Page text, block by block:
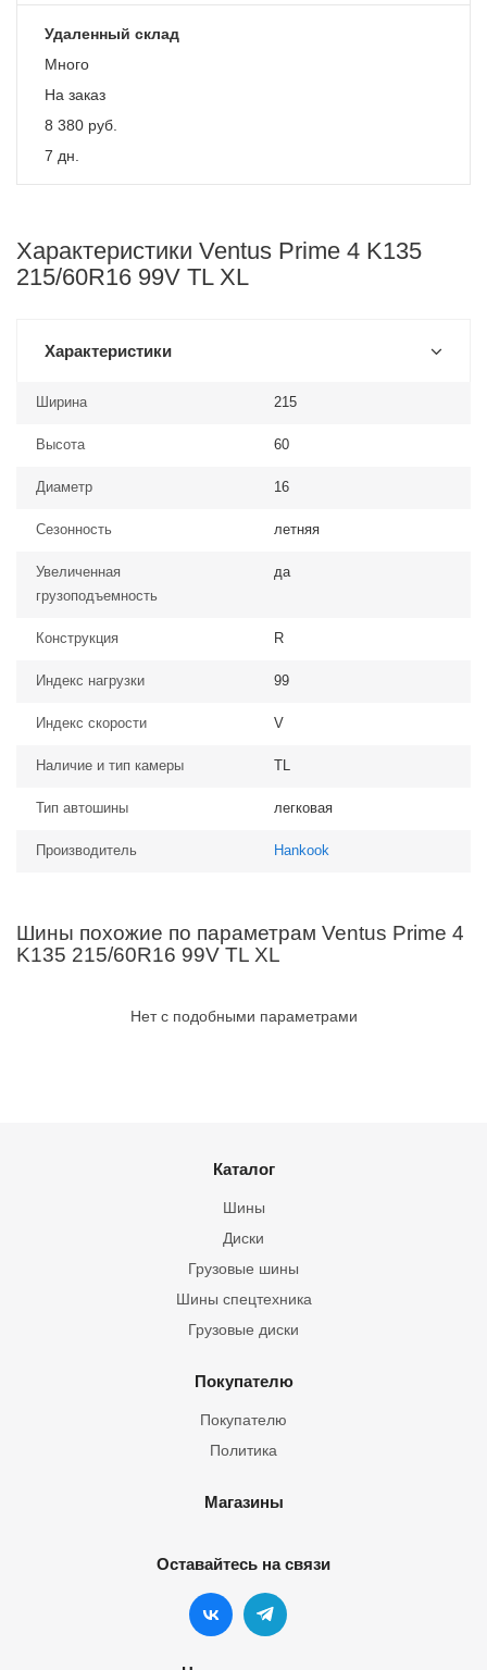
Удаленный склад
Много
На заказ
8 380 руб.
7 дн.
Характеристики Ventus Prime 4 K135
215/60R16 99V TL XL
Характеристики
Ширина 215
Высота 60
Диаметр 16
Сезонность летняя
Увеличенная
грузоподъемность
да
Конструкция R
Индекс нагрузки 99
Индекс скорости V
Наличие и тип камеры TL
Тип автошины легковая
Производитель Hankook
Шины похожие по параметрам Ventus Prime 4
K135 215/60R16 99V TL XL
Нет с подобными параметрами
Каталог
Шины
Грузовые шины
Шины спецтехника
Диски
Грузовые диски
Покупателю
Покупателю
Политика
Магазины
Оставайтесь на связи